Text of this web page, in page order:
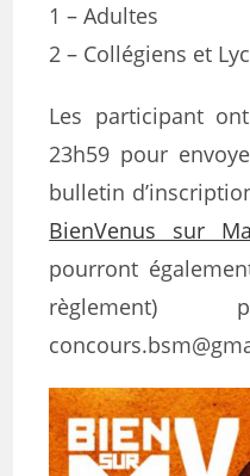
1 – Adultes
2 – Collégiens et
Les participant
23h59 pour
bulletin
BienVenus sur
pourront